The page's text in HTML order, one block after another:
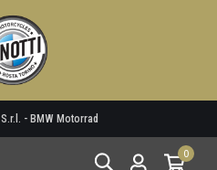
- BMW Motorrad
0